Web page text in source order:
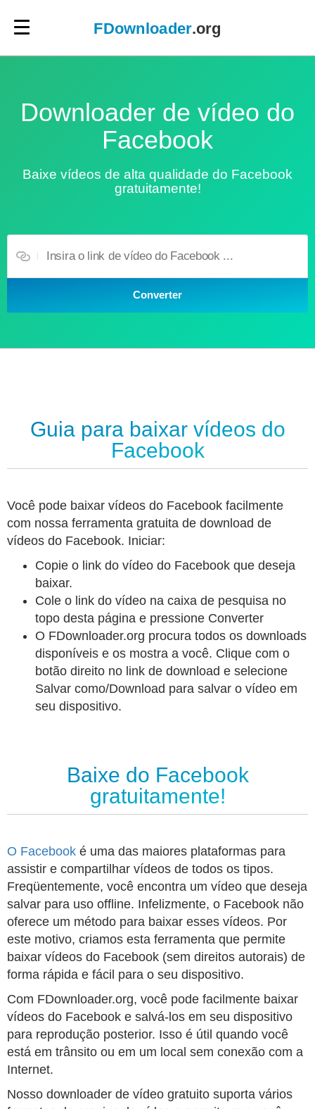
×
Português
FDownloader.org
Downloader de vídeo do
Facebook
Baixe vídeos de alta qualidade do Facebook
gratuitamente!
Converter
Guia para baixar vídeos do
Facebook
Você pode baixar vídeos do Facebook facilmente
com nossa ferramenta gratuita de download de
vídeos do Facebook. Iniciar:
Copie o link do vídeo do Facebook que deseja
baixar.
Cole o link do vídeo na caixa de pesquisa no
topo desta página e pressione Converter
O FDownloader.org procura todos os downloads
disponíveis e os mostra a você. Clique com o
botão direito no link de download e selecione
Salvar como/Download para salvar o vídeo em
seu dispositivo.
Baixe do Facebook
gratuitamente!
O Facebook é uma das maiores plataformas para
assistir e compartilhar vídeos de todos os tipos.
Freqüentemente, você encontra um vídeo que deseja
salvar para uso offline. Infelizmente, o Facebook não
oferece um método para baixar esses vídeos. Por
este motivo, criamos esta ferramenta que permite
baixar vídeos do Facebook (sem direitos autorais) de
forma rápida e fácil para o seu dispositivo.
Com FDownloader.org, você pode facilmente baixar
vídeos do Facebook e salvá-los em seu dispositivo
para reprodução posterior. Isso é útil quando você
está em trânsito ou em um local sem conexão com a
Internet.
Nosso downloader de vídeo gratuito suporta vários